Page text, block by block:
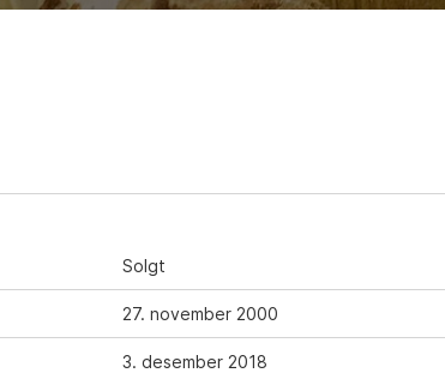
Solgt
27. november 2000
3. desember 2018